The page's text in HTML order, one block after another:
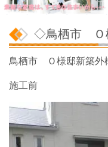
◇鳥栖市 Ｏ
鳥栖市 Ｏ様邸新築外
施工前